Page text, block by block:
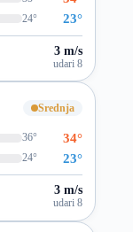
24° 23°
3 m/s
udari 8
Srednja
36° 34°
24° 23°
3 m/s
udari 8